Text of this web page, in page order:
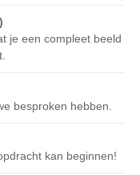
je een compleet beeld
besproken hebben.
kan beginnen!